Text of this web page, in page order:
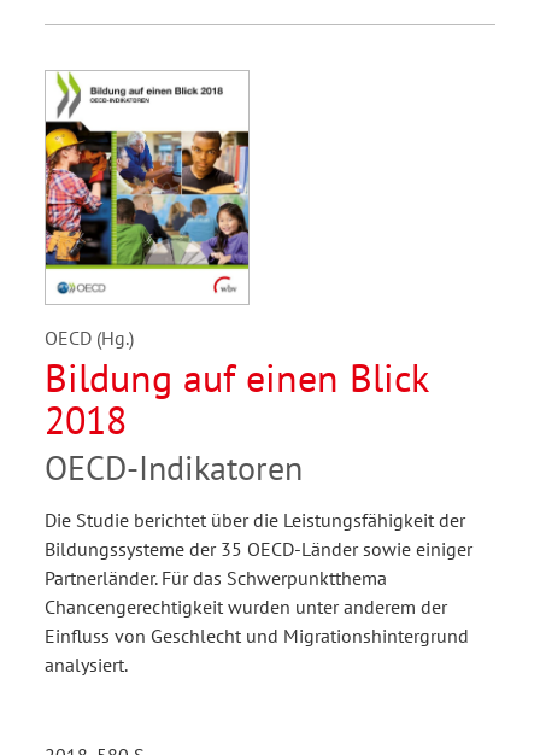
OECD (Hg.)
Bildung auf einen Blick
2018
OECD-Indikatoren
Die Studie berichtet über die Leistungsfähigkeit der
Bildungssysteme der 35 OECD-Länder sowie einiger
Partnerländer. Für das Schwerpunktthema
Chancengerechtigkeit wurden unter anderem der
Einfluss von Geschlecht und Migrationshintergrund
analysiert.